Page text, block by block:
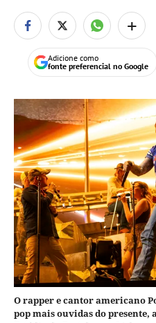
+
Adicione como
fonte preferencial no Google
O rapper e cantor americano
pop mais ouvidas do presente,